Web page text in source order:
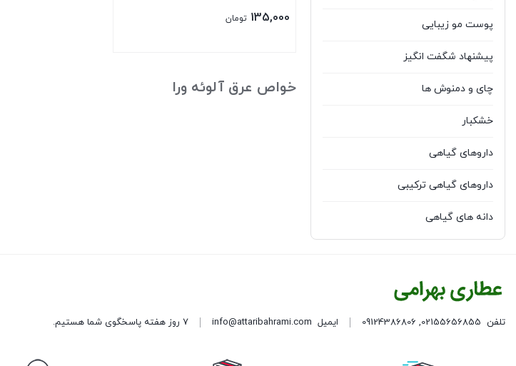
پوست مو زیبایی
پیشنهاد شگفت انگیز
چای و دمنوش ها
خشکبار
داروهای گیاهی
داروهای گیاهی ترکیبی
دانه های گیاهی
عرقیات سنتی و شربت ها
135,000 تومان
خواص عرق آلوئه ورا
تلفن 02155656855
,
09124386806 ایمیل info@attaribahrami.com ۷ روز هفته پاسخگوی شما هستیم.